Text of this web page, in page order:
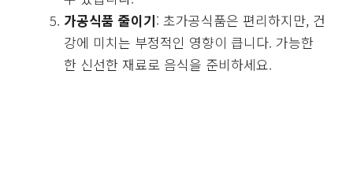
가공식품 줄이기: 초가공식품은 편리하지만, 건
강에 미치는 부정적인 영향이 큽니다. 가능한
한 신선한 재료로 음식을 준비하세요.